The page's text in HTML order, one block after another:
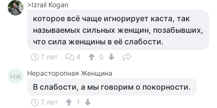
>Izrail Kogan
которое всё чаще игнорирует каста, так
называемых сильных женщин, позабывших,
что сила женщины в её слабости.
7 лет 4 0
НЖ Нерасторопная Женщина
В слабости, а мы говорим о покорности.
7 лет
1